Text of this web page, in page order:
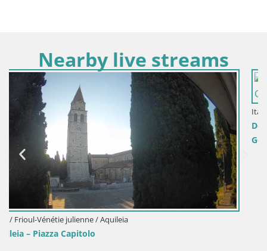
Nearby live streams
Italie / Frioul-Vénétie julienne / Gorizia
Découvrez la Webcam Sans Frontières entre Nova Gorica et
Gorizia !